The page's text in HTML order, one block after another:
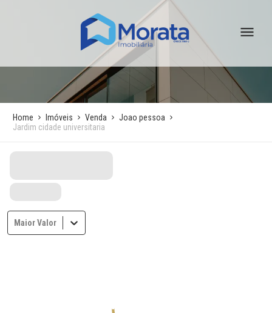
Home Imóveis Venda
Joao pessoa
Jardim cidade universitaria
Maior Valor